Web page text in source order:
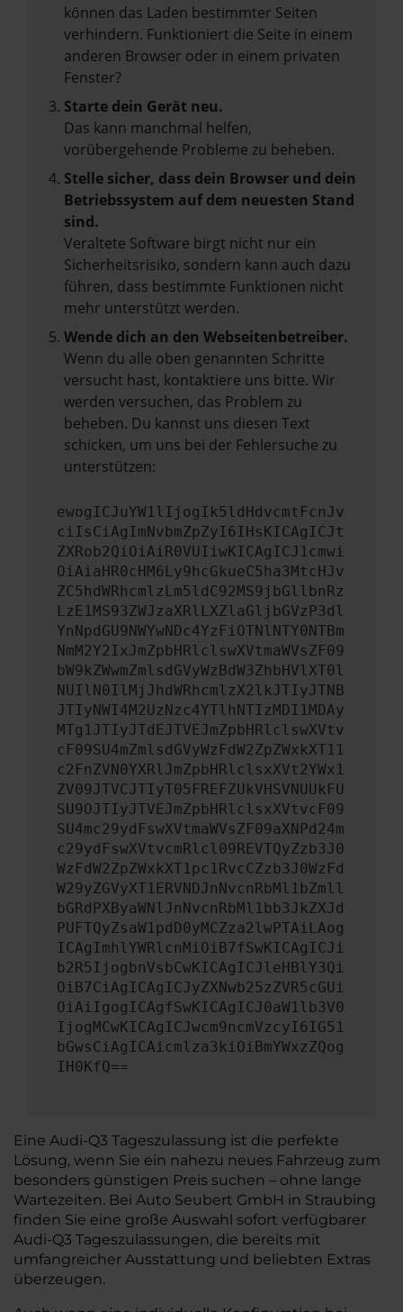
können das Laden bestimmter Seiten
verhindern. Funktioniert die Seite in einem
anderen Browser oder in einem privaten
Fenster?
Starte dein Gerät neu.
Das kann manchmal helfen,
vorübergehende Probleme zu beheben.
Stelle sicher, dass dein Browser und dein
Betriebssystem auf dem neuesten Stand
sind.
Veraltete Software birgt nicht nur ein
Sicherheitsrisiko, sondern kann auch dazu
führen, dass bestimmte Funktionen nicht
mehr unterstützt werden.
Wende dich an den Webseitenbetreiber.
Wenn du alle oben genannten Schritte
versucht hast, kontaktiere uns bitte. Wir
werden versuchen, das Problem zu
beheben. Du kannst uns diesen Text
schicken, um uns bei der Fehlersuche zu
unterstützen:
ewogICJuYW1lIjogIk5ldHdvcmtFcnJv
ciIsCiAgImNvbmZpZyI6IHsKICAgICJt
ZXRob2QiOiAiR0VUIiwKICAgICJ1cmwi
OiAiaHR0cHM6Ly9hcGkueC5ha3MtcHJv
ZC5hdWRhcmlzLm5ldC92MS9jbGllbnRz
LzE1MS93ZWJzaXRlLXZlaGljbGVzP3dl
YnNpdGU9NWYwNDc4YzFiOTNlNTY0NTBm
NmM2Y2IxJmZpbHRlclswXVtmaWVsZF09
bW9kZWwmZmlsdGVyWzBdW3ZhbHVlXT0l
NUIlN0IlMjJhdWRhcmlzX2lkJTIyJTNB
JTIyNWI4M2UzNzc4YTlhNTIzMDI1MDAy
MTg1JTIyJTdEJTVEJmZpbHRlclswXVtv
cF09SU4mZmlsdGVyWzFdW2ZpZWxkXT11
c2FnZVN0YXRlJmZpbHRlclsxXVt2YWx1
ZV09JTVCJTIyT05FREFZUkVHSVNUUkFU
SU9OJTIyJTVEJmZpbHRlclsxXVtvcF09
SU4mc29ydFswXVtmaWVsZF09aXNPd24m
c29ydFswXVtvcmRlcl09REVTQyZzb3J0
WzFdW2ZpZWxkXT1pc1RvcCZzb3J0WzFd
W29yZGVyXT1ERVNDJnNvcnRbMl1bZmll
bGRdPXByaWNlJnNvcnRbMl1bb3JkZXJd
PUFTQyZsaW1pdD0yMCZza2lwPTAiLAog
ICAgImhlYWRlcnMiOiB7fSwKICAgICJi
b2R5IjogbnVsbCwKICAgICJleHBlY3Qi
OiB7CiAgICAgICJyZXNwb25zZVR5cGUi
OiAiIgogICAgfSwKICAgICJ0aW1lb3V0
IjogMCwKICAgICJwcm9ncmVzcyI6IG51
bGwsCiAgICAicmlza3kiOiBmYWxzZQog
IH0KfQ==
Eine Audi-Q3 Tageszulassung ist die perfekte
Lösung, wenn Sie ein nahezu neues Fahrzeug zum
besonders günstigen Preis suchen – ohne lange
Wartezeiten. Bei Auto Seubert GmbH in Straubing
finden Sie eine große Auswahl sofort verfügbarer
Audi-Q3 Tageszulassungen, die bereits mit
umfangreicher Ausstattung und beliebten Extras
überzeugen.